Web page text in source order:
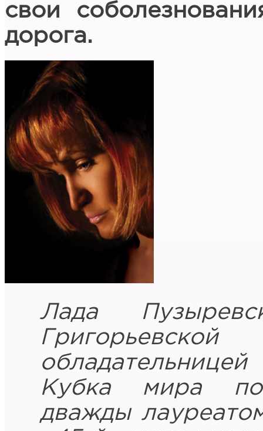
свои
дорога.
Лада
Кубка мира по
дважды